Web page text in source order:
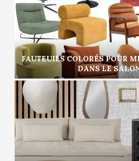
FAUTEUILS COLORÉS POUR
DANS LE